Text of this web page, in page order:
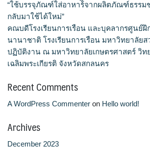
คลิปเทคนิคการทำอาหารง่าย ๆ สไตล์เด็กหอ
ค่าเล่าเรียน
ค่าเล่าเรียน
คำถามที่พบบ่อย
คำสั่งแต่งตั้งคณะกรรมการด้านต่าง ๆ
คู่มือนักศึกษา
“ใช้บรรจุภัณฑ์ใส่อาหาร้ิจากผลิตภัณฑ์ธรรม
กลับมาใช้ได้ใหม่”
คณบดีโรงเรียนการเรือน และบุคลากรศูนย์
นานาชาติ โรงเรียนการเรือน มหาวิทยาลัย
ปฏิบัติงาน ณ มหาวิทยาลัยเกษตรศาสตร์ วิท
เฉลิมพระเกียรติ จังหวัดสกลนคร
Recent Comments
A WordPress Commenter on Hello world!
Archives
December 2023